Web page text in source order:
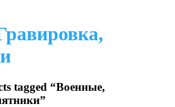
tagged “Военные,